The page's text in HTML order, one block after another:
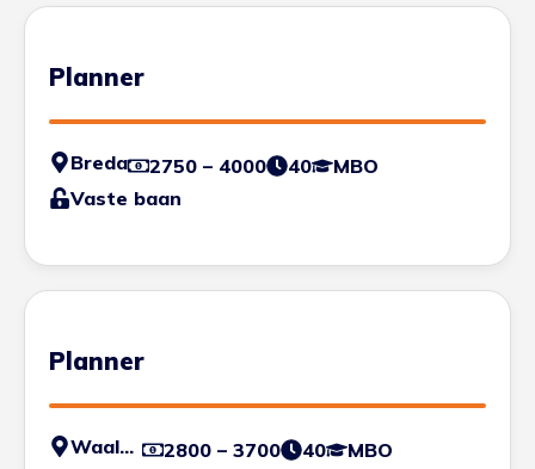
Planner
Breda 2750 – 4000 40
MBO
Vaste baan
Planner
Waalwijk 2800 – 3700 40
MBO